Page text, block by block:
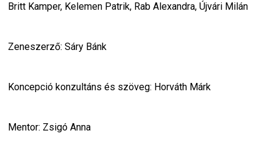
Britt Kamper, Kelemen Patrik, Rab Alexandra, Újvári Milán
Zeneszerző: Sáry Bánk
Koncepció konzultáns és szöveg: Horváth Márk
Mentor: Zsigó Anna